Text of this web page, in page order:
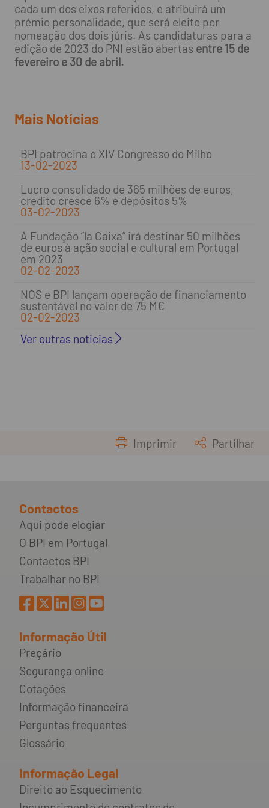
cada um dos eixos referidos, e atribuirá um
prémio personalidade, que será eleito por
nomeação dos dois júris. As candidaturas para a
edição de 2023 do PNI estão abertas entre 15 de
fevereiro e 30 de abril.
Mais Notícias
BPI patrocina o XIV Congresso do Milho
13-02-2023
Lucro consolidado de 365 milhões de euros,
crédito cresce 6% e depósitos 5%
03-02-2023
A Fundação ”la Caixa” irá destinar 50 milhões
de euros à ação social e cultural em Portugal
em 2023
02-02-2023
NOS e BPI lançam operação de financiamento
sustentável no valor de 75 M€
02-02-2023
Ver outras noticias
Imprimir Partilhar
Contactos
Aqui pode elogiar
O BPI em Portugal
Contactos BPI
Trabalhar no BPI
Informação Útil
Preçário
Segurança online
Cotações
Informação financeira
Perguntas frequentes
Glossário
Informação Legal
Direito ao Esquecimento